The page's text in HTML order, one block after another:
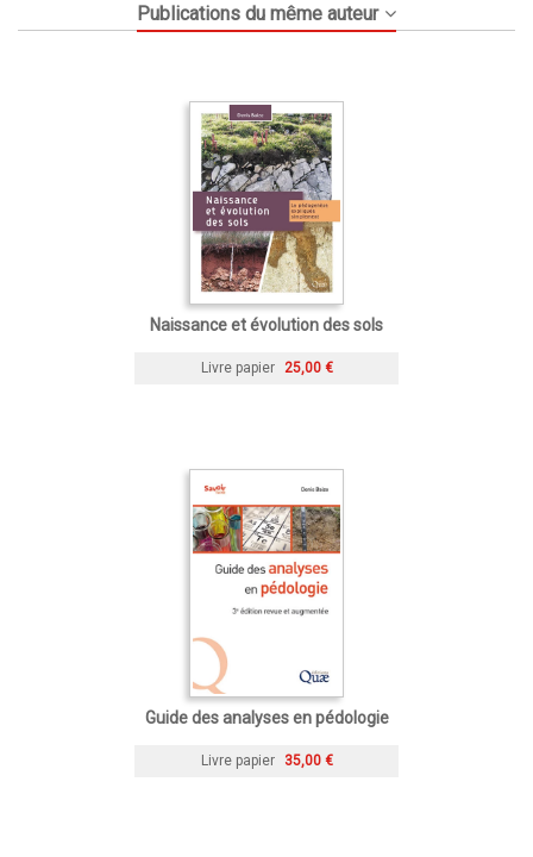
Publications du même auteur
Naissance et évolution des sols
Livre papier 25,00 €
Guide des analyses en pédologie
Livre papier 35,00 €